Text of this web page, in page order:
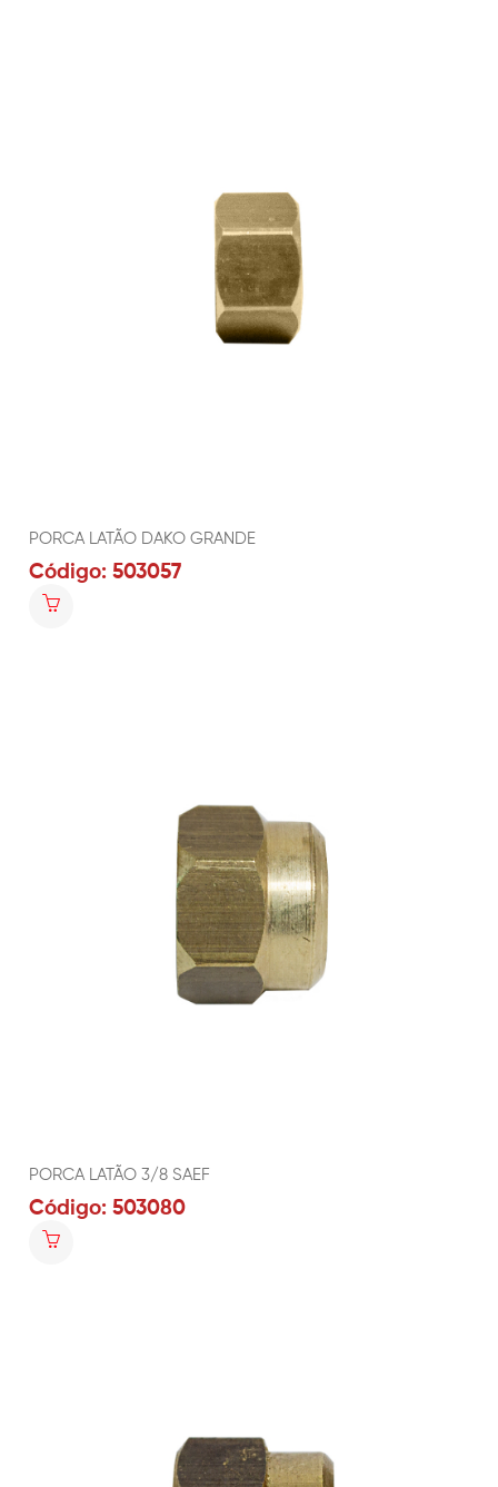
PORCA LATÃO DAKO GRANDE
Código: 503057
PORCA LATÃO 3/8 SAEF
Código: 503080